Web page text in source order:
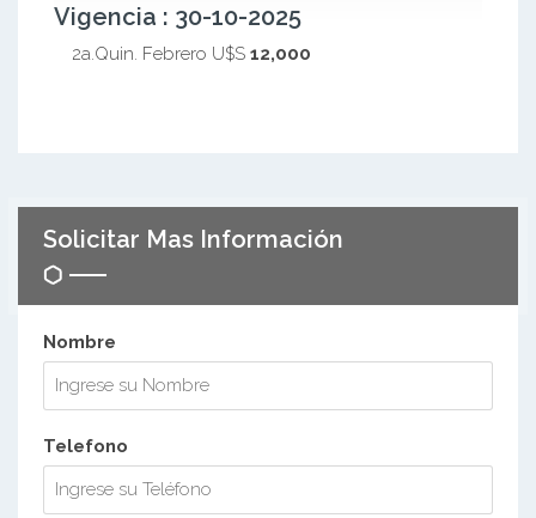
Vigencia : 30-10-2025
2a.Quin. Febrero U$S 12,000
Solicitar Mas Información
Nombre
Telefono